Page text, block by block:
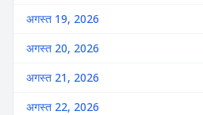
अगस्त 19, 2026
अगस्त 20, 2026
अगस्त 21, 2026
अगस्त 22, 2026